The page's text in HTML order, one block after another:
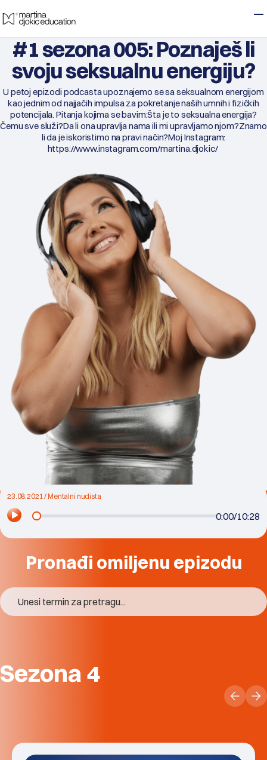
Skip to main content
#1 sezona 005: Poznaješ li
svoju seksualnu energiju?
U petoj epizodi podcasta upoznajemo se sa seksualnom energijom
kao jednim od najjačih impulsa za pokretanje naših umnih i fizičkih
potencijala. Pitanja kojima se bavim:Šta je to seksualna energija?
Čemu sve služi?Da li ona upravlja nama ili mi upravljamo njom?Znamo
li da je iskoristimo na pravi način?Moj Instagram:
https://www.instagram.com/martina.djokic/
23.08.2021 / Mentalni nudista
0:00/10:28
Pronađi omiljenu epizodu
Sezona 4